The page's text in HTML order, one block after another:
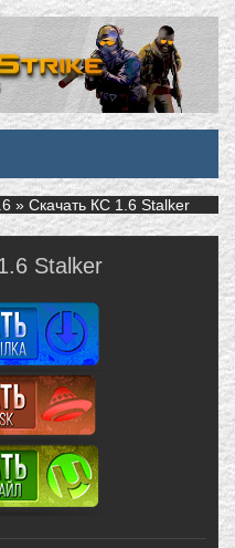
» Скачать КС 1.6 Stalker
Stalker